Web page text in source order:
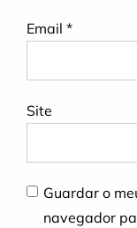
Email *
Site
Guardar o
navegador